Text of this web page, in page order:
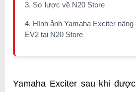
3. Sơ lược về N20 Store
4. Hình ảnh Yamaha Exciter
EV2 tại N20 Store
Yamaha Exciter sau khi